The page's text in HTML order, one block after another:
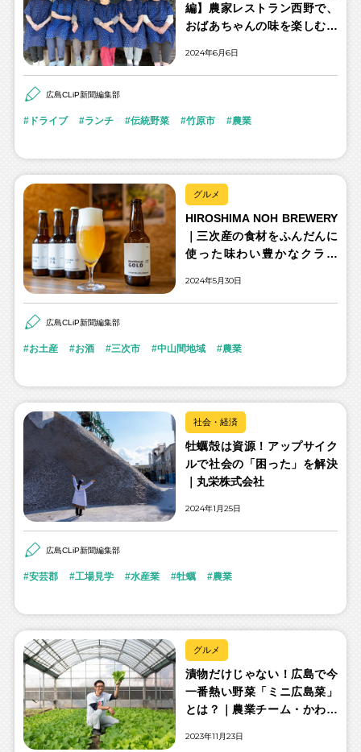
編】農家レストラン西野で、
おばあちゃんの味を楽しむラ
2024年6月6日
広島CLiP新聞編集部
ドライブ ランチ 伝統野菜 竹原市 農業
グルメ
HIROSHIMA NOH BREWERY
｜三次産の食材をふんだんに
使った味わい豊かなクラフ
2024年5月30日
広島CLiP新聞編集部
お土産 お酒 三次市 中山間地域 農業
社会・経済
牡蠣殻は資源！アップサイク
ルで社会の「困った」を解決
｜丸栄株式会社
2024年1月25日
広島CLiP新聞編集部
安芸郡 工場見学 水産業 牡蠣 農業
グルメ
漬物だけじゃない！広島で今
一番熱い野菜「ミニ広島菜」
とは？｜農業チーム・かわう
2023年11月23日